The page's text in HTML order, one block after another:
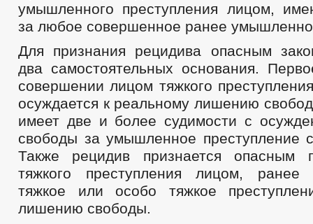
умышленного преступления лицом,
за любое совершенное ранее
Для признания рецидива опасным
два самостоятельных основания.
совершении лицом тяжкого
осуждается к реальному лишению
имеет две и более судимости с
свободы за умышленное преступление
Также рецидив признается опасным
тяжкого преступления лицом,
тяжкое или особо тяжкое
лишению свободы.